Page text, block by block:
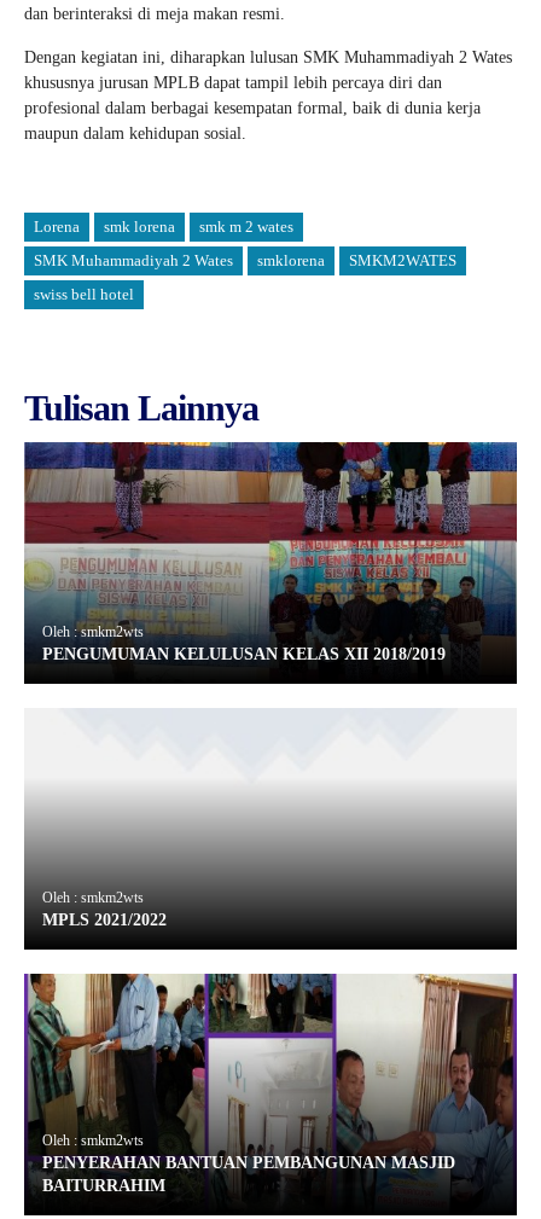
dan berinteraksi di meja makan resmi.
Dengan kegiatan ini, diharapkan lulusan SMK Muhammadiyah 2 Wates
khususnya jurusan MPLB dapat tampil lebih percaya diri dan
profesional dalam berbagai kesempatan formal, baik di dunia kerja
maupun dalam kehidupan sosial.
Lorena smk lorena
smk m 2 wates
SMK Muhammadiyah 2 Wates
smklorena
SMKM2WATES
swiss bell hotel
Tulisan Lainnya
Oleh : smkm2wts
PENGUMUMAN KELULUSAN KELAS XII 2018/2019
Oleh : smkm2wts
MPLS 2021/2022
Oleh : smkm2wts
PENYERAHAN BANTUAN PEMBANGUNAN MASJID
BAITURRAHIM